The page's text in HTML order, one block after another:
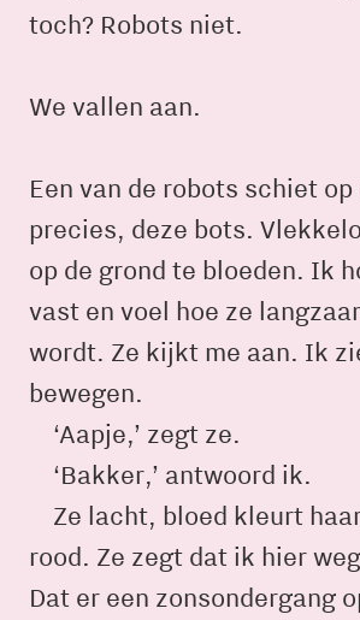
toch? Robots niet.
We vallen aan.
Een van de robots schiet
precies, deze bots.
op de grond te bloeden. Ik
vast en voel hoe ze
wordt. Ze kijkt me aan. Ik
bewegen.
‘Aapje,’ zegt ze.
‘Bakker,’ antwoord ik.
Ze lacht, bloed kleurt
rood. Ze zegt dat ik hier
Dat er een zonsondergang